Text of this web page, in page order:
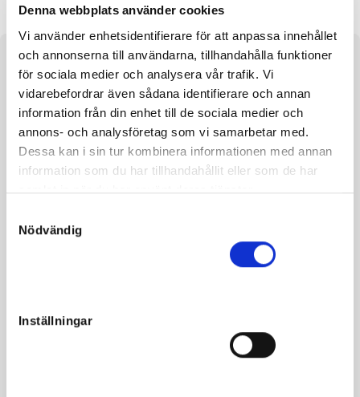
Denna webbplats använder cookies
Vi använder enhetsidentifierare för att anpassa innehållet
och annonserna till användarna, tillhandahålla funktioner
för sociala medier och analysera vår trafik. Vi
vidarebefordrar även sådana identifierare och annan
information från din enhet till de sociala medier och
annons- och analysföretag som vi samarbetar med.
Dessa kan i sin tur kombinera informationen med annan
information som du har tillhandahållit eller som de har
samlat in när du har använt deras tjänster.
Nödvändig
Inställningar
About the horse
Filly Infinitif out of Poppy by Viking Kronos
The stunning Infinitif's daughter with Viking Kronos's
daughter Poppy as Dam.
Add to that the millionaire Curry as grandmother and the
absolutely surefire motherhood.
Wrong horse in the pictures until 16/9 10:00.